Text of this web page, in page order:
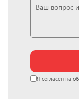
Я согласен на